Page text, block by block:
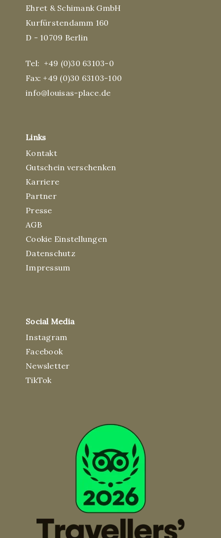
Ehret & Schimank GmbH
Kurfürstendamm 160
D - 10709 Berlin
Tel: +49 (0)30 63103-0
Fax: +49 (0)30 63103-100
info@louisas-place.de
Links
Kontakt
Gutschein verschenken
Karriere
Partner
Presse
AGB
Cookie Einstellungen
Datenschutz
Impressum
Social Media
Instagram
Facebook
Newsletter
TikTok